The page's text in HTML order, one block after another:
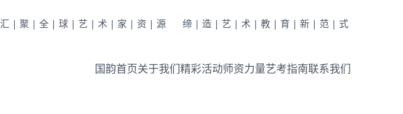
汇|聚|全|球|艺|术|家|资|源 缔|造|艺|术|教|育|新|范|式
国韵首页关于我们精彩活动师资力量艺考指南联系我们